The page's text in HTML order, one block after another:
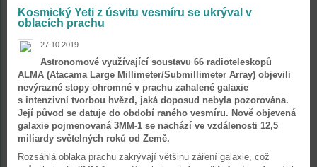
Kosmický Yeti z úsvitu vesmíru se ukrýval v
oblacích prachu
27.10.2019
Astronomové využívající soustavu 66 radioteleskopů
ALMA (Atacama Large Millimeter/Submillimeter Array) objevili
nevýrazné stopy ohromné v prachu zahalené galaxie
s intenzivní tvorbou hvězd, jaká doposud nebyla pozorována.
Její původ se datuje do období raného vesmíru. Nově objevená
galaxie pojmenovaná 3MM-1 se nachází ve vzdálenosti 12,5
miliardy světelných roků od Země.
Rozsáhlá oblaka prachu zakrývají většinu záření galaxie, což